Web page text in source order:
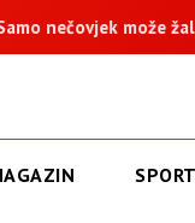
žaliti što nije
SPORT